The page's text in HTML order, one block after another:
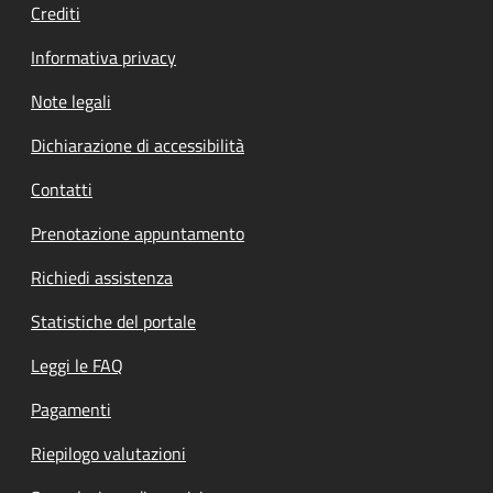
Crediti
Informativa privacy
Note legali
Dichiarazione di accessibilità
Contatti
Prenotazione appuntamento
Richiedi assistenza
Statistiche del portale
Leggi le FAQ
Pagamenti
Riepilogo valutazioni